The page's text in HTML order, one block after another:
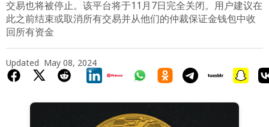
Chia
$1.33
3.55%
交易也将被停止。该平台将于11月7日完全关闭。用户建议在
此之前结束或取消所有交易并从他们的仲裁保证金钱包中收
回所有资金
Updated May 08, 2024